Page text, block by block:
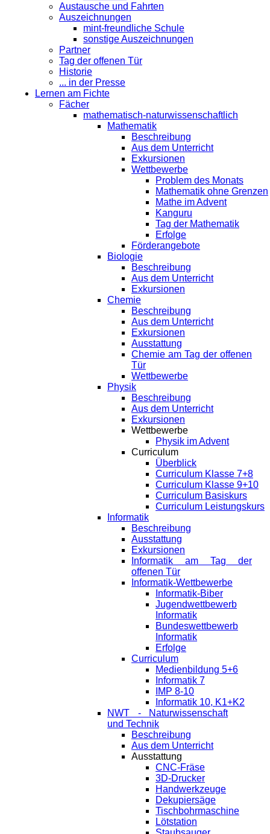
Austausche und Fahrten
Auszeichnungen
mint-freundliche Schule
sonstige Auszeichnungen
Partner
Tag der offenen Tür
Historie
... in der Presse
Lernen am Fichte
Fächer
mathematisch-naturwissenschaftlich
Mathematik
Beschreibung
Aus dem Unterricht
Exkursionen
Wettbewerbe
Problem des Monats
Mathematik ohne Grenzen
Mathe im Advent
Kanguru
Tag der Mathematik
Erfolge
Förderangebote
Biologie
Beschreibung
Aus dem Unterricht
Exkursionen
Chemie
Beschreibung
Aus dem Unterricht
Exkursionen
Ausstattung
Chemie am Tag der offenen
Tür
Wettbewerbe
Physik
Beschreibung
Aus dem Unterricht
Exkursionen
Wettbewerbe
Physik im Advent
Curriculum
Überblick
Curriculum Klasse 7+8
Curriculum Klasse 9+10
Curriculum Basiskurs
Curriculum Leistungskurs
Informatik
Beschreibung
Ausstattung
Exkursionen
Informatik am Tag der
offenen Tür
Informatik-Wettbewerbe
Informatik-Biber
Jugendwettbewerb
Informatik
Bundeswettbewerb
Informatik
Erfolge
Curriculum
Medienbildung 5+6
Informatik 7
IMP 8-10
Informatik 10, K1+K2
NWT - Naturwissenschaft
und Technik
Beschreibung
Aus dem Unterricht
Ausstattung
CNC-Fräse
3D-Drucker
Handwerkzeuge
Dekupiersäge
Tischbohrmaschine
Lötstation